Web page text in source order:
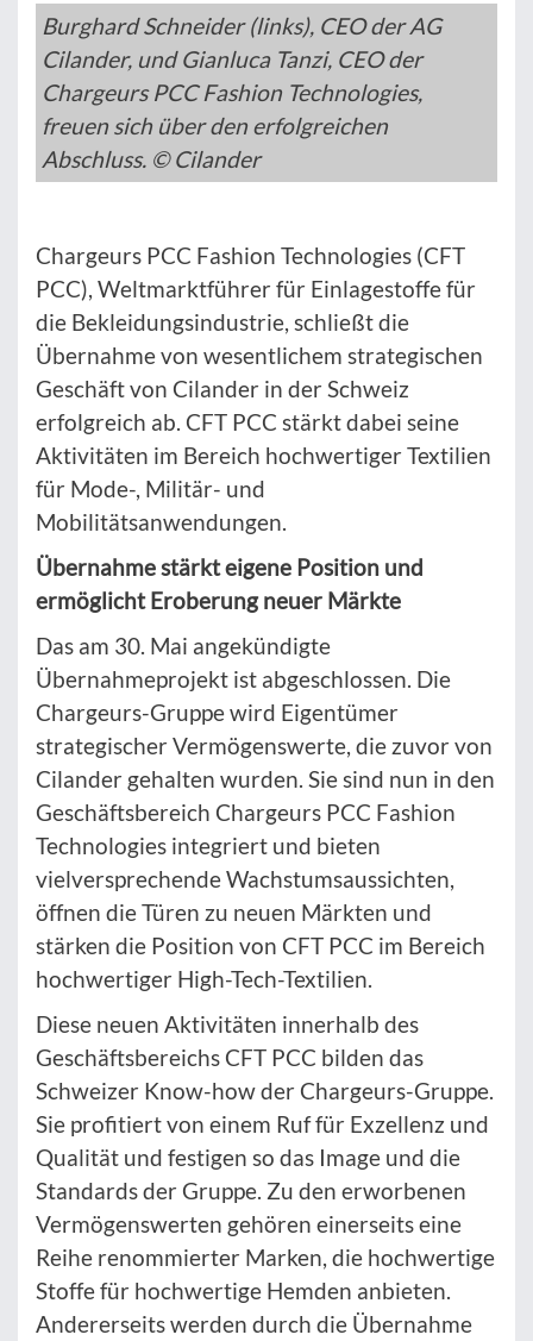
Burghard Schneider (links), CEO der AG
Cilander, und Gianluca Tanzi, CEO der
Chargeurs PCC Fashion Technologies,
freuen sich über den erfolgreichen
Abschluss. © Cilander
Chargeurs PCC Fashion Technologies (CFT
PCC), Weltmarktführer für Einlagestoffe für
die Bekleidungsindustrie, schließt die
Übernahme von wesentlichem strategischen
Geschäft von Cilander in der Schweiz
erfolgreich ab. CFT PCC stärkt dabei seine
Aktivitäten im Bereich hochwertiger Textilien
für Mode-, Militär- und
Mobilitätsanwendungen.
Übernahme stärkt eigene Position und
ermöglicht Eroberung neuer Märkte
Das am 30. Mai angekündigte
Übernahmeprojekt ist abgeschlossen. Die
Chargeurs-Gruppe wird Eigentümer
strategischer Vermögenswerte, die zuvor von
Cilander gehalten wurden. Sie sind nun in den
Geschäftsbereich Chargeurs PCC Fashion
Technologies integriert und bieten
vielversprechende Wachstumsaussichten,
öffnen die Türen zu neuen Märkten und
stärken die Position von CFT PCC im Bereich
hochwertiger High-Tech-Textilien.
Diese neuen Aktivitäten innerhalb des
Geschäftsbereichs CFT PCC bilden das
Schweizer Know-how der Chargeurs-Gruppe.
Sie profitiert von einem Ruf für Exzellenz und
Qualität und festigen so das Image und die
Standards der Gruppe. Zu den erworbenen
Vermögenswerten gehören einerseits eine
Reihe renommierter Marken, die hochwertige
Stoffe für hochwertige Hemden anbieten.
Andererseits werden durch die Übernahme